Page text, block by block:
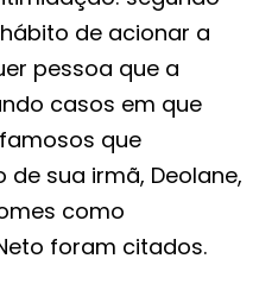
de acionar a
pessoa que a
casos em que
que
sua irmã, Deolane,
como
foram citados.